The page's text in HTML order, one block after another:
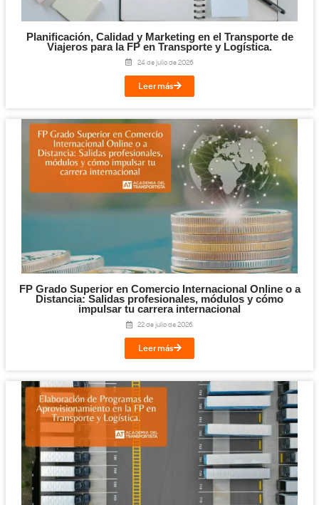
Competencia Profesional para el
Mercancías y Viajeros: qué es, requisitos y
el examen en 2026
30 de julio de 2026
Leer más
Cloud y Sistemas Conectados para la FP en
Logística.
29 de julio de 2026